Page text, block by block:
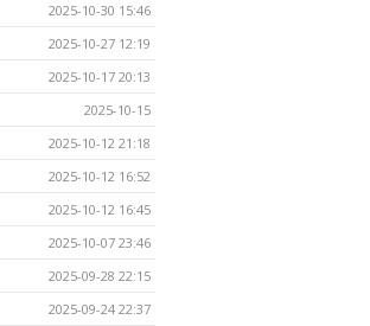
2025-10-30 15:46
2025-10-27 12:19
2025-10-17 20:13
2025-10-15
2025-10-12 21:18
2025-10-12 16:52
2025-10-12 16:45
2025-10-07 23:46
2025-09-28 22:15
2025-09-24 22:37